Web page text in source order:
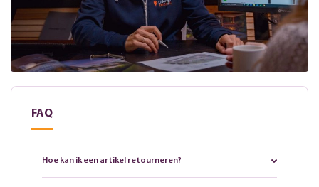
FAQ
Hoe kan ik een artikel retourneren?